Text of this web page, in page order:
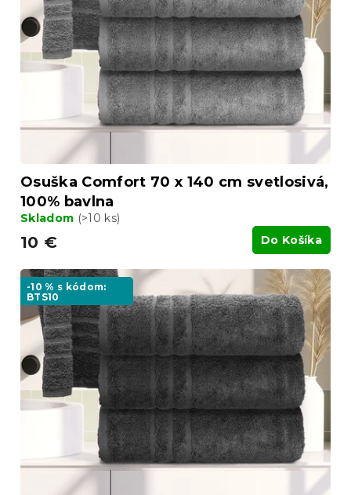
u
k
o
p
o
d
Osuška Comfort 70 x 140 cm svetlosivá,
100% bavlna
Skladom (>10 ks)
10 € Do Košíka
-10 % s kódom:
BTS10